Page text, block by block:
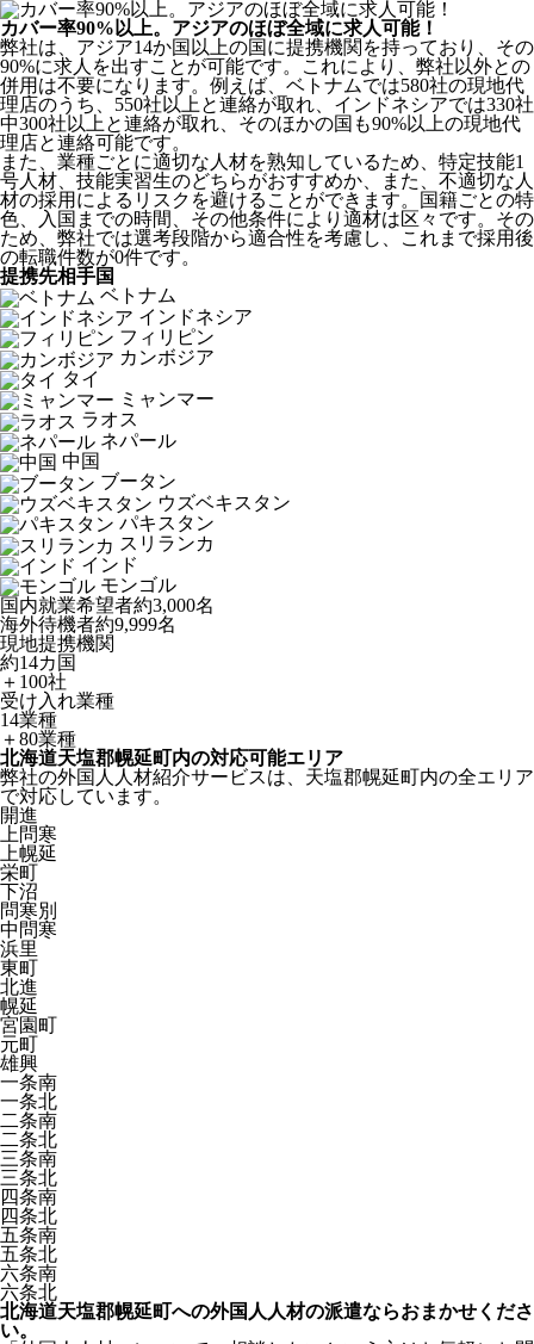
カバー率90%以上。アジアのほぼ全域に求人可能！
弊社は、 アジア14か国以上の国に提携機関を持っており、その
90%に求人を出すことが可能です。これにより、弊社以外との
併用は不要になります。例えば、ベトナムでは580社の現地代
理店のうち、550社以上と連絡が取れ、インドネシアでは330社
中300社以上と連絡が取れ、そのほかの国も90%以上の現地代
理店と連絡可能です。
また、業種ごとに適切な人材を熟知しているため、特定技能1
号人材、技能実習生のどちらがおすすめか、また、不適切な人
材の採用によるリスクを避けることができます。国籍ごとの特
色、入国までの時間、その他条件により適材は区々です。その
ため、弊社では選考段階から適合性を考慮し、これまで採用後
の転職件数が0件です。
提携先相手国
ベトナム
インドネシア
フィリピン
カンボジア
タイ
ミャンマー
ラオス
ネパール
中国
ブータン
ウズベキスタン
パキスタン
スリランカ
インド
モンゴル
国内就業希望者約3,000名
海外待機者約9,999名
現地提携機関
約14カ国
＋100社
受け入れ業種
14業種
＋80業種
北海道天塩郡幌延町内の対応可能エリア
弊社の外国人人材紹介サービスは、天塩郡幌延町内の全エリア
で対応しています。
開進
上問寒
上幌延
栄町
下沼
問寒別
中問寒
浜里
東町
北進
幌延
宮園町
元町
雄興
一条南
一条北
二条南
二条北
三条南
三条北
四条南
四条北
五条南
五条北
六条南
六条北
北海道天塩郡幌延町への外国人人材の派遣ならおまかせくださ
い。